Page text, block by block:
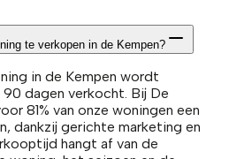
te verkopen in de Kempen?
in de Kempen wordt
dagen verkocht. Bij De
81% van onze woningen een
dankzij gerichte marketing en
hangt af van de